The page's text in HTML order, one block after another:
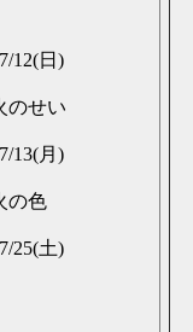
12(日)
のせい
13(月)
の色
25(土)